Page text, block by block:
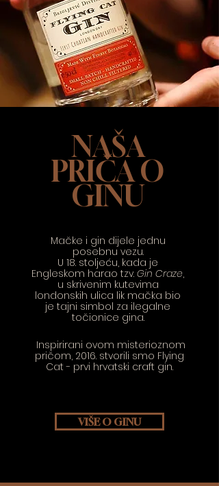
NAŠA
PRIČA O
GINU
Mačke i gin dijele jednu
posebnu vezu.
U 18. stoljeću, kada je
Engleskom harao tzv. Gin Craze,
u skrivenim kutevima
londonskih ulica lik mačka bio
je tajni simbol za ilegalne
točionice gina.
Inspirirani ovom misterioznom
pričom, 2016. stvorili smo Flying
Cat - prvi hrvatski craft gin.
VIŠE O GINU